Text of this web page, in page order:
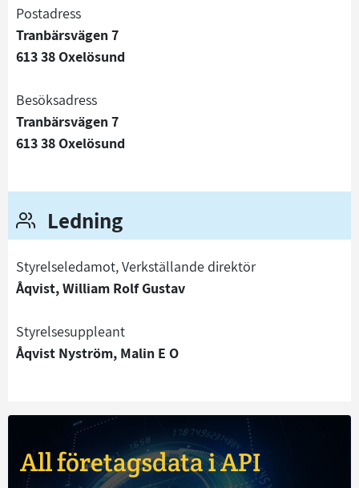
Postadress
Tranbärsvägen 7
613 38 Oxelösund
Besöksadress
Tranbärsvägen 7
613 38 Oxelösund
Ledning
Styrelseledamot, Verkställande direktör
Åqvist, William Rolf Gustav
Styrelsesuppleant
Åqvist Nyström, Malin E O
All företagsdata i API